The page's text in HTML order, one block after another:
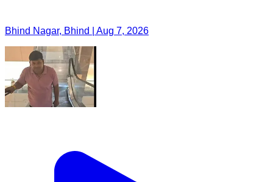
Bhind Nagar, Bhind | Aug 7, 2026